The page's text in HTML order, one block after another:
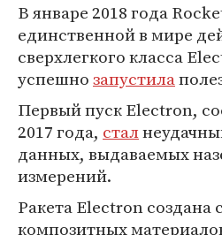
В январе 2018 года
единственной в мире
сверхлегкого класса
успешнозапустила
Первый пуск Electron,
2017 года, стал
данных, выдаваемых
измерений.
Ракета Electron создана
композитных